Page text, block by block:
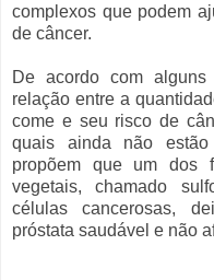
complexos que podem
de câncer.
De acordo com
relação entre a
come e seu risco de
quais ainda não
propõem que um dos
vegetais, chamado
células cancerosas,
próstata saudável e não